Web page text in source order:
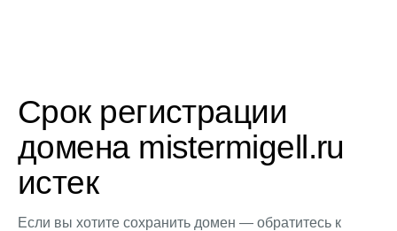
Срок регистрации
домена mistermigell.ru
истек
Если вы хотите сохранить домен — обратитесь к